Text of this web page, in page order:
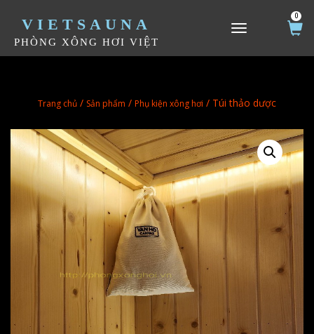
VIETSAUNA
PHÒNG XÔNG HƠI VIỆT
TOGGLE NAVIGATION
0
Trang chủ / Sản phẩm / Phụ kiện xông hơi / Túi thảo dược